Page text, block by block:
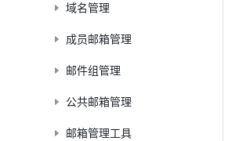
域名管理
成员邮箱管理
邮件组管理
公共邮箱管理
邮箱管理工具